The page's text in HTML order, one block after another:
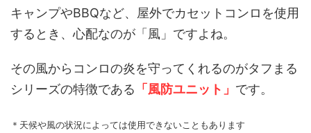
キャンプやBBQなど、屋外でカセットコンロを使用
するとき、心配なのが「風」ですよね。
その風からコンロの炎を守ってくれるのがタフまる
シリーズの特徴である 「風防ユニット」 です。
＊天候や風の状況によっては使用できないこともあります